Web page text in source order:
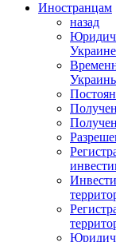
Иностранцам
назад
Украине